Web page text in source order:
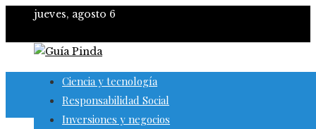
jueves, agosto 6
Ciencia y tecnología
Responsabilidad Social
Inversiones y negocios